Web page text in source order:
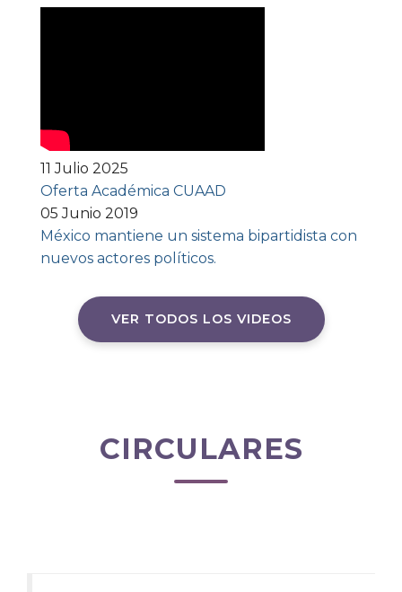
11 Julio 2025
Oferta Académica CUAAD
05 Junio 2019
México mantiene un sistema bipartidista con
nuevos actores políticos.
VER TODOS LOS VIDEOS
CIRCULARES